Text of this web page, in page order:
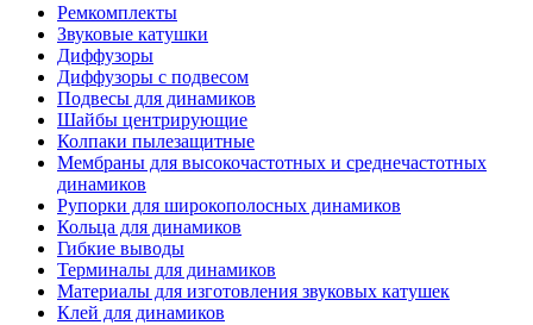
Ремкомплекты
Звуковые катушки
Диффузоры
Диффузоры с подвесом
Подвесы для динамиков
Шайбы центрирующие
Колпаки пылезащитные
Мембраны для высокочастотных и среднечастотных
динамиков
Рупорки для широкополосных динамиков
Кольца для динамиков
Гибкие выводы
Терминалы для динамиков
Материалы для изготовления звуковых катушек
Клей для динамиков